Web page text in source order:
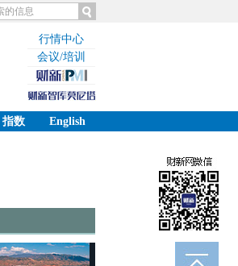
行情中心
会议/培训
指数
English